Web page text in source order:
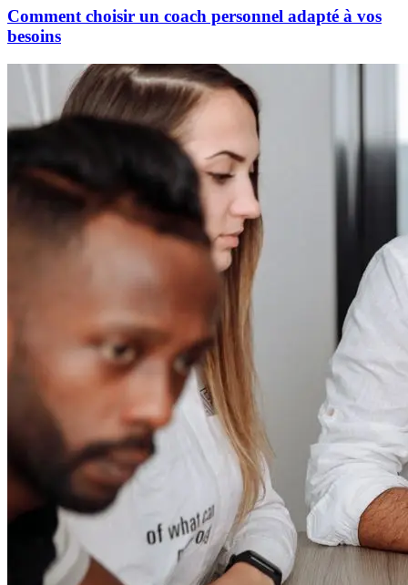
Comment choisir un coach personnel adapté à vos
besoins